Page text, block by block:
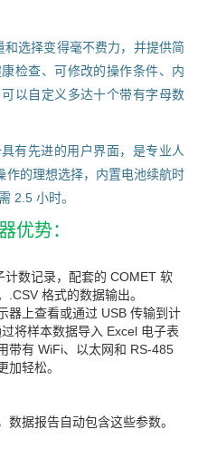
选择变得毫不费力，并提供简
检查、可修改的操作条件、内
以自定义多达十个带有字母数
有先进的用户界面，是专业人
的理想选择，内置电池续航时
2.5 小时。
优势：
数记录，配套的 COMET 软
格式的数据输出。
器上查看或通过 USB 传输到计
将样本数据导入 Excel 电子表
带有 WiFi、以太网和 RS-485
加轻松。
据报告自动包含这些参数。